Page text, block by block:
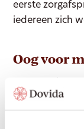
eerste
iedereen zich
Oog voor
belangrijk. “We